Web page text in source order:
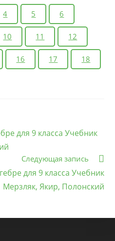
4 5 6
10 11 12
16 17 18
для 9 класса Учебник
Следующая запись
для 9 класса Учебник
Мерзляк, Якир, Полонский